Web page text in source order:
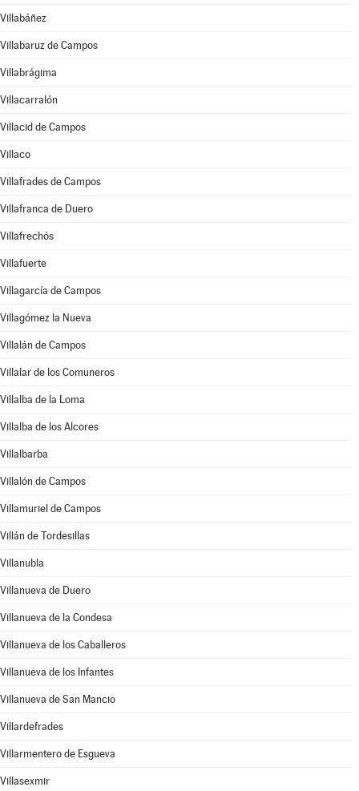
Villabáñez
Villabaruz de Campos
Villabrágima
Villacarralón
Villacid de Campos
Villaco
Villafrades de Campos
Villafranca de Duero
Villafrechós
Villafuerte
Villagarcía de Campos
Villagómez la Nueva
Villalán de Campos
Villalar de los Comuneros
Villalba de la Loma
Villalba de los Alcores
Villalbarba
Villalón de Campos
Villamuriel de Campos
Villán de Tordesillas
Villanubla
Villanueva de Duero
Villanueva de la Condesa
Villanueva de los Caballeros
Villanueva de los Infantes
Villanueva de San Mancio
Villardefrades
Villarmentero de Esgueva
Villasexmir